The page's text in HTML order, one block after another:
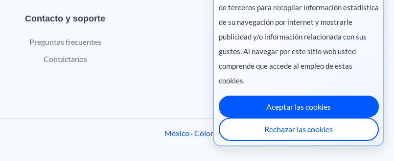
Contacto y soporte
Preguntas frecuentes
Contáctanos
Marketing digital
Pharma
México ·Colombia Perú·Centroamérica
de terceros para recopilar información estadística
de su navegación por internet y mostrarle
publicidad y/o información relacionada con sus
gustos. Al navegar por este sitio web usted
comprende que accede al empleo de estas
cookies.
Aceptar las cookies
Rechazar las cookies